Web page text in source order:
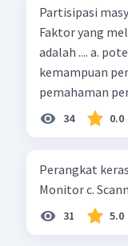
Partisipasi
Faktor yang
adalah .... a.
kemampuan
pemahaman
masyarakat
kepercayaan
34 0.0
Perangkat
Monitor c.
31 5.0